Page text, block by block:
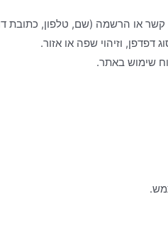
או הרשמה (שם, טלפון, כתובת
שימוש באתר.